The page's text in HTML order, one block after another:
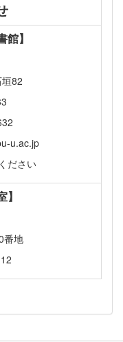
館】
垣82
u.ac.jp
ださい
】
番地